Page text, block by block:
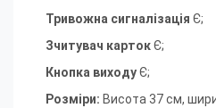
Тривожна сигналізація Є;
Зчитувач картокЄ;
Кнопка виходуЄ;
Розміри: Висота 37 см,